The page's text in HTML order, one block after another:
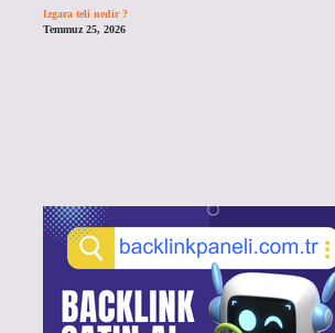
Izgara teli nedir ?
Temmuz 25, 2026